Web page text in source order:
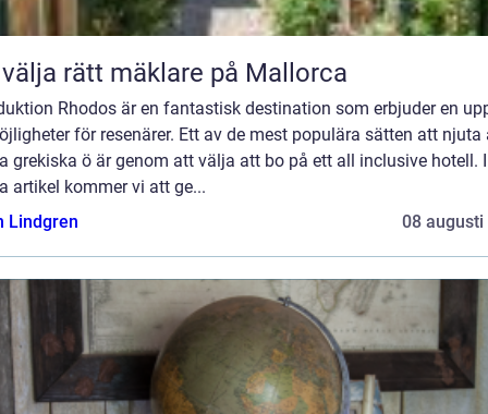
rätt mäklare på Mallorca
Rhodos är en fantastisk destination som erbjuder en
för resenärer. Ett av de mest populära sätten att njuta
grekiska ö är genom att välja att bo på ett all inclusive hotell. I
artikel kommer vi att ge...
Lindgren
08 augusti